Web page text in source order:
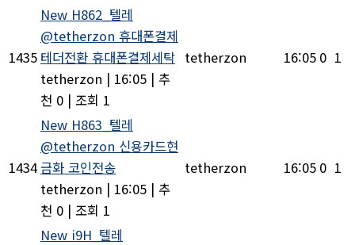
1435
New H862_텔레
@tetherzon 휴대폰결제
테더전환 휴대폰결제세탁
tetherzon | 16:05 | 추
천 0 | 조회 1
tetherzon 16:05 0 1
1434
New H863_텔레
@tetherzon 신용카드현
금화 코인전송
tetherzon | 16:05 | 추
천 0 | 조회 1
tetherzon 16:05 0 1
New i9H_텔레